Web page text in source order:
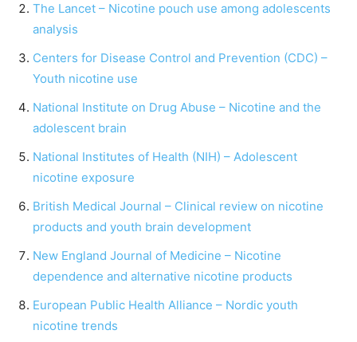
The Lancet – Nicotine pouch use among adolescents
analysis
Centers for Disease Control and Prevention (CDC) –
Youth nicotine use
National Institute on Drug Abuse – Nicotine and the
adolescent brain
National Institutes of Health (NIH) – Adolescent
nicotine exposure
British Medical Journal – Clinical review on nicotine
products and youth brain development
New England Journal of Medicine – Nicotine
dependence and alternative nicotine products
European Public Health Alliance – Nordic youth
nicotine trends